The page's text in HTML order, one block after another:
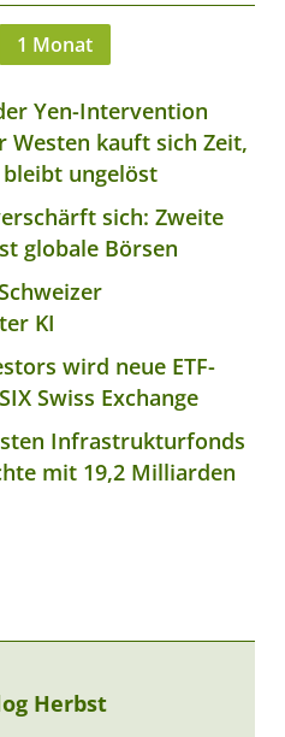
1 Monat
Yen-Intervention
Westen kauft sich Zeit,
ungelöst
sich: Zweite
globale Börsen
KI
wird neue ETF-
Swiss Exchange
Infrastrukturfonds
mit 19,2 Milliarden
Herbst